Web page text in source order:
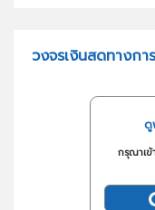
วงจรเงินสดทางก
ดู
กรุณาเข้